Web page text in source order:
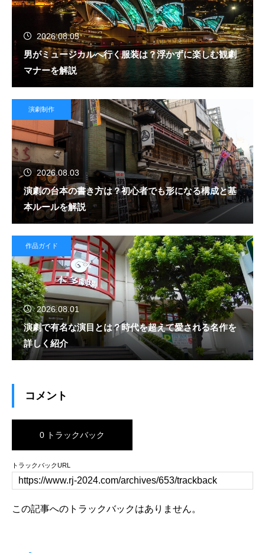
2026.08.05
男がミュージカルへ行く服装は？浮かずに楽しむ観劇
マナーを解説
演劇制作
2026.08.03
演劇の台本の書き方は？初心者でも形になる構成と基
本ルールを解説
作品ガイド
2026.08.01
演劇で有名な演目とは？時代を超えて愛される名作を
詳しく紹介
コメント
0 トラックバック
トラックバックURL
この記事へのトラックバックはありません。